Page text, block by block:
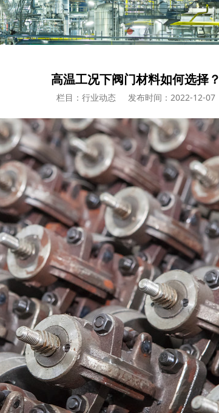
高温工况下阀门材料如何选择？
栏目：行业动态 发布时间：2022-12-07